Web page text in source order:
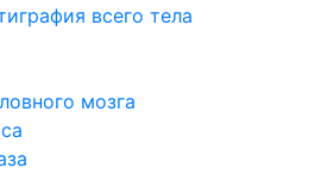
всего тела
мозга